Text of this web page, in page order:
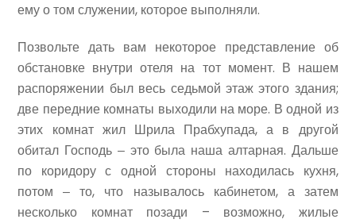
ему о том служении, которое выполняли.
Позвольте дать вам некоторое представление об
обстановке внутри отеля на тот момент. В нашем
распоряжении был весь седьмой этаж этого здания;
две передние комнаты выходили на море. В одной из
этих комнат жил Шрила Прабхупада, а в другой
обитал Господь ‒ это была наша алтарная. Дальше
по коридору с одной стороны находилась кухня,
потом ‒ то, что называлось кабинетом, а затем
несколько комнат позади – возможно, жилые